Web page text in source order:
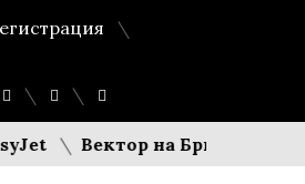
Вектор на Брюссель: